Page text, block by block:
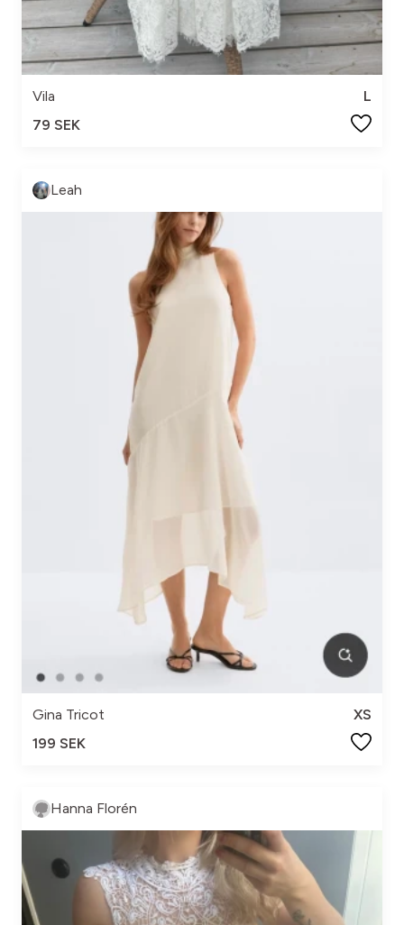
Vila
L
79 SEK
Leah
Gina Tricot
XS
199 SEK
Hanna Florén